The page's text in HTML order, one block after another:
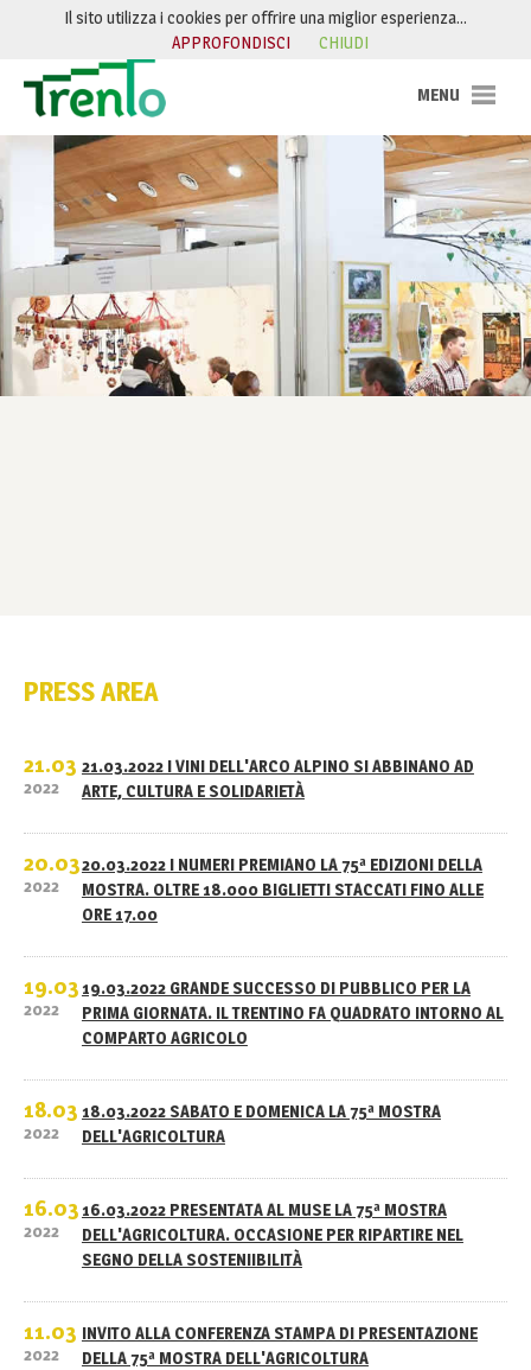
Salta al contenuto
PRESS AREA
21.03
2022
21.03.2022 I VINI DELL'ARCO ALPINO SI ABBINANO AD
ARTE, CULTURA E SOLIDARIETÀ
20.03
2022
20.03.2022 I NUMERI PREMIANO LA 75ª EDIZIONI DELLA
MOSTRA. OLTRE 18.000 BIGLIETTI STACCATI FINO ALLE
ORE 17.00
19.03
2022
19.03.2022 GRANDE SUCCESSO DI PUBBLICO PER LA
PRIMA GIORNATA. IL TRENTINO FA QUADRATO INTORNO AL
COMPARTO AGRICOLO
18.03
2022
18.03.2022 SABATO E DOMENICA LA 75ª MOSTRA
DELL'AGRICOLTURA
16.03
2022
16.03.2022 PRESENTATA AL MUSE LA 75ª MOSTRA
DELL'AGRICOLTURA. OCCASIONE PER RIPARTIRE NEL
SEGNO DELLA SOSTENIIBILITÀ
11.03
2022
INVITO ALLA CONFERENZA STAMPA DI PRESENTAZIONE
DELLA 75ª MOSTRA DELL'AGRICOLTURA
Il sito utilizza i cookies per offrire una miglior esperienza…
APPROFONDISCI
CHIUDI